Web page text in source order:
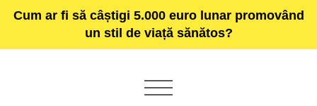
Cum ar fi să câștigi 5.000 euro lunar promovând
un stil de viață sănătos?